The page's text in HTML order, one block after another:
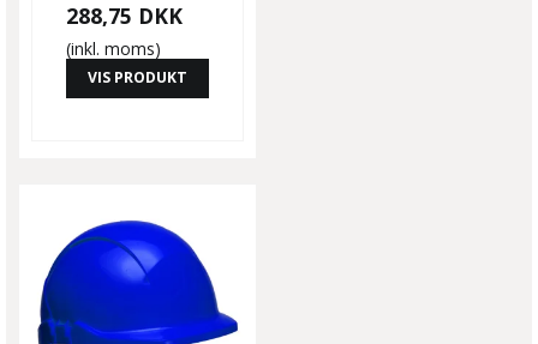
288,75 DKK
(inkl. moms)
VIS PRODUKT